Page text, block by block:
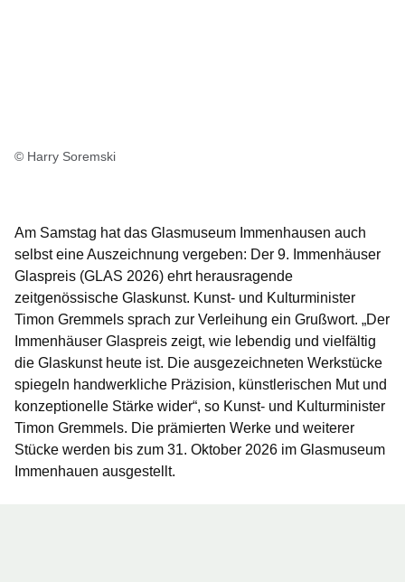
© Harry Soremski
Am Samstag hat das Glasmuseum Immenhausen auch
selbst eine Auszeichnung vergeben: Der 9. Immenhäuser
Glaspreis (GLAS 2026) ehrt herausragende
zeitgenössische Glaskunst. Kunst- und Kulturminister
Timon Gremmels sprach zur Verleihung ein Grußwort. „Der
Immenhäuser Glaspreis zeigt, wie lebendig und vielfältig
die Glaskunst heute ist. Die ausgezeichneten Werkstücke
spiegeln handwerkliche Präzision, künstlerischen Mut und
konzeptionelle Stärke wider“, so Kunst- und Kulturminister
Timon Gremmels. Die prämierten Werke und weiterer
Stücke werden bis zum 31. Oktober 2026 im Glasmuseum
Immenhauen ausgestellt.